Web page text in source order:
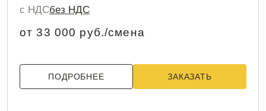
с НДСбез НДС
от 33 000 руб./смена
ПОДРОБНЕЕ ЗАКАЗАТЬ